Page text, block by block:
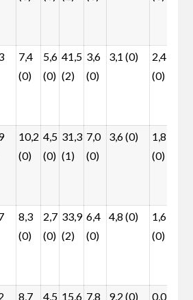
7,4
(0)
5,6
(0)
41,5
(2)
3,6
(0)
3,1 (0)
2,4
(0)
10,2
(0)
4,5
(0)
31,3
(1)
7,0
(0)
3,6 (0)
1,8
(0)
8,3
(0)
2,7
(0)
33,9
(2)
6,4
(0)
4,8 (0)
1,6
(0)
8,7 4,5 15,6 7,8 9,2 (0) 0,0